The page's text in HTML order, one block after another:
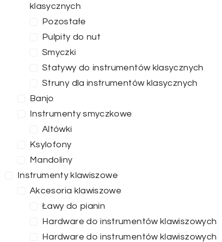
klasycznych
Pozostałe
Pulpity do nut
Smyczki
Statywy do instrumentów klasycznych
Struny dla instrumentów klasycznych
Banjo
Instrumenty smyczkowe
Altówki
Ksylofony
Mandoliny
Instrumenty klawiszowe
Akcesoria klawiszowe
Ławy do pianin
Hardware do instrumentów klawiszowych
Hardware do instrumentów klawiszowych